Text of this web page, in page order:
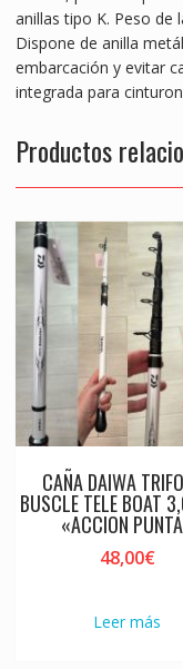
anillas tipo K. Peso de
Dispone de anilla
embarcación y evitar
integrada para
Productos
CAÑA DAIWA
BUSCLE TELE BOAT
«ACCION
48,00€
Leer más